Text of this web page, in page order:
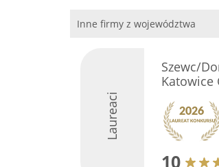
Inne firmy z województwa
Laureaci
Szewc/
Katowice
10